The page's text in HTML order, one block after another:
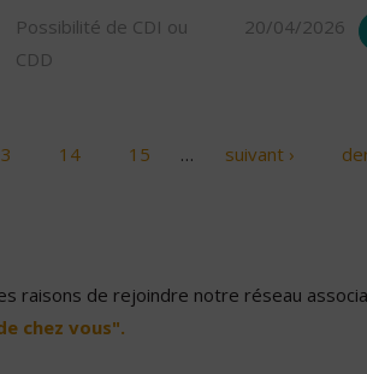
Possibilité de CDI ou
CDD
20/04/2026
14 15 … suivant ›
raisons de rejoindre notre réseau
chez vous".